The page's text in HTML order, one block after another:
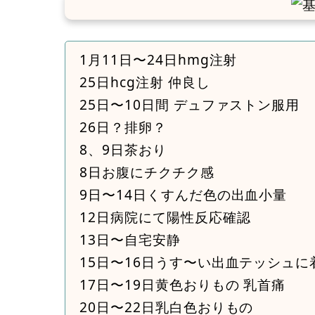
1月11日〜24日hmg注射
25日hcg注射 仲良し
25日〜10日間 デュファストン服用
26日？排卵？
8、9日茶おり
8日お腹にチクチク感
9日〜14日くすんだ色の出血小量
12日病院にて陽性反応確認
13日〜自宅安静
15日〜16日うす〜い出血テッシュに
17日〜19日黄色おりもの 乳首痛
20日〜22日乳白色おりもの